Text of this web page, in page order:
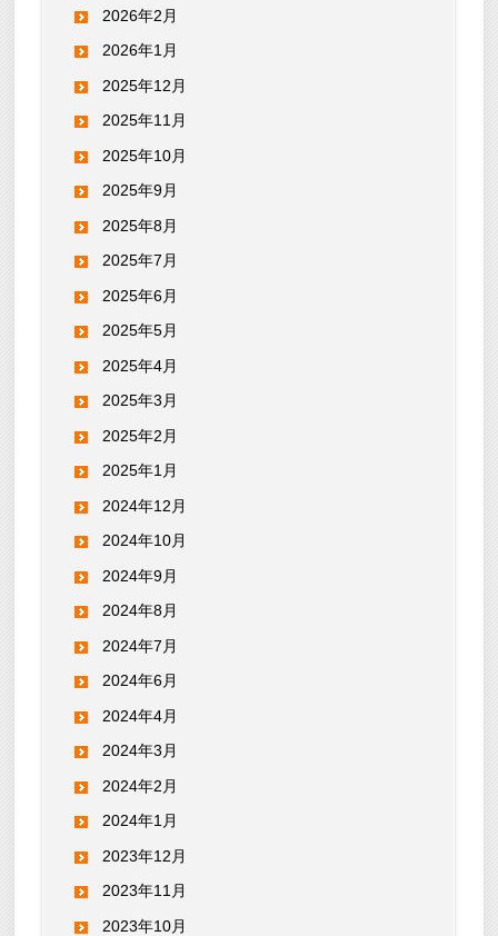
2026年2月
2026年1月
2025年12月
2025年11月
2025年10月
2025年9月
2025年8月
2025年7月
2025年6月
2025年5月
2025年4月
2025年3月
2025年2月
2025年1月
2024年12月
2024年10月
2024年9月
2024年8月
2024年7月
2024年6月
2024年4月
2024年3月
2024年2月
2024年1月
2023年12月
2023年11月
2023年10月